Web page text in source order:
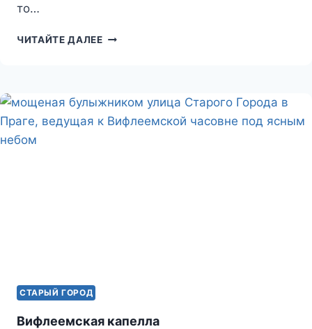
то…
ЧИТАЙТЕ ДАЛЕЕСТАРОМЕСТСКАЯ
СТАРЫЙ ГОРОД
Вифлеемская капелла